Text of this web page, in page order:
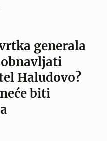
generala
Haludovo?
biti